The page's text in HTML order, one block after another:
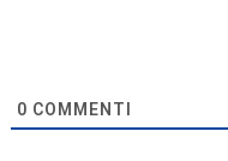
0 COMMENTI